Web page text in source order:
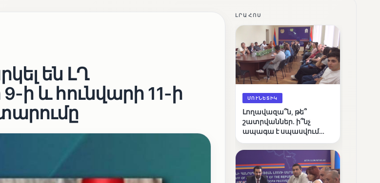
են ԼՂ
ի և հունվարի 11-ի
ԼՐԱՀՈՍ
ՄՈՒՆԵՏԻԿ
Լողավազա՞ն, թե՞
շատրվաններ. ի՞նչ
ապագա է սպասվում
լճին